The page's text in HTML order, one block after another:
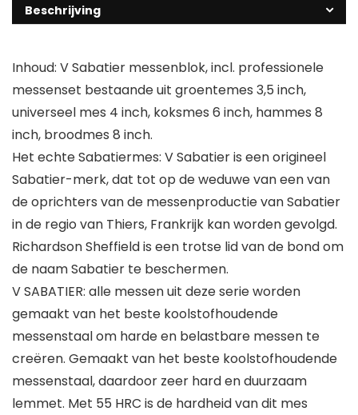
Beschrijving
Inhoud: V Sabatier messenblok, incl. professionele
messenset bestaande uit groentemes 3,5 inch,
universeel mes 4 inch, koksmes 6 inch, hammes 8
inch, broodmes 8 inch.
Het echte Sabatiermes: V Sabatier is een origineel
Sabatier-merk, dat tot op de weduwe van een van
de oprichters van de messenproductie van Sabatier
in de regio van Thiers, Frankrijk kan worden gevolgd.
Richardson Sheffield is een trotse lid van de bond om
de naam Sabatier te beschermen.
V SABATIER: alle messen uit deze serie worden
gemaakt van het beste koolstofhoudende
messenstaal om harde en belastbare messen te
creëren. Gemaakt van het beste koolstofhoudende
messenstaal, daardoor zeer hard en duurzaam
lemmet. Met 55 HRC is de hardheid van dit mes